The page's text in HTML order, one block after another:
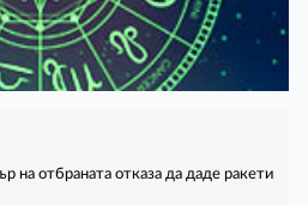
на отбраната отказа да даде ракети